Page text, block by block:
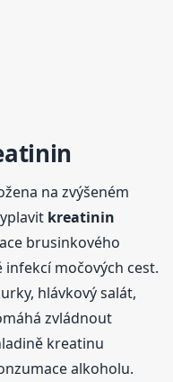
na zvýšeném
kreatinin
brusinkového
močových cest.
hlávkový salát,
zvládnout
kreatinu
alkoholu.